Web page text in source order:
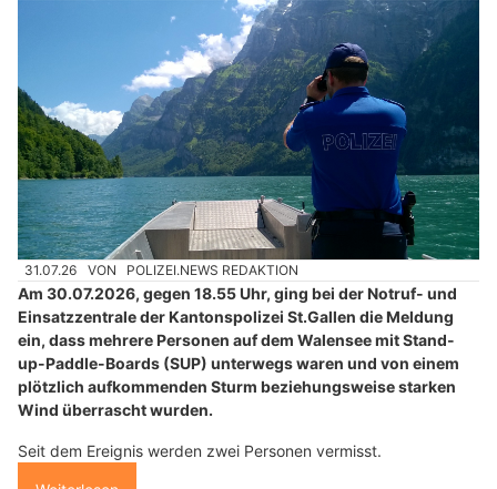
31.07.26 VON POLIZEI.NEWS REDAKTION
Am 30.07.2026, gegen 18.55 Uhr, ging bei der Notruf- und
Einsatzzentrale der Kantonspolizei St.Gallen die Meldung
ein, dass mehrere Personen auf dem Walensee mit Stand-
up-Paddle-Boards (SUP) unterwegs waren und von einem
plötzlich aufkommenden Sturm beziehungsweise starken
Wind überrascht wurden.
Seit dem Ereignis werden zwei Personen vermisst.